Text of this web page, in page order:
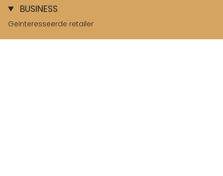
BUSINESS
Geïnteresseerde retailer